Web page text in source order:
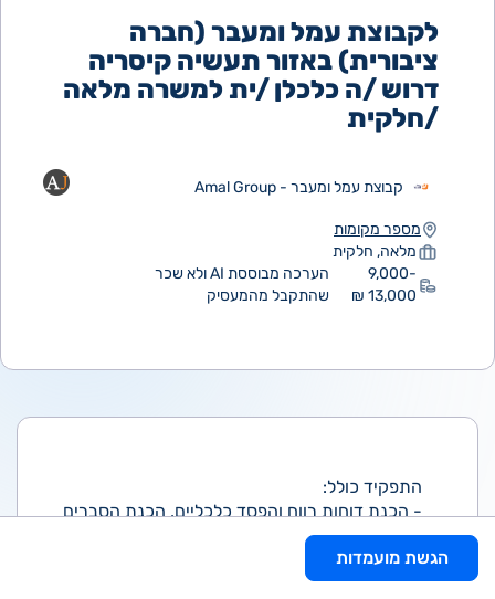
לקבוצת עמל ומעבר (חברה
ציבורית) באזור תעשיה קיסריה
דרוש /ה כלכלן /ית למשרה מלאה
/חלקית
קבוצת עמל ומעבר - Amal Group
מספר מקומות
מלאה, חלקית
9,000-
13,000 ₪
הערכה מבוססת AI ולא שכר
שהתקבל מהמעסיק
התפקיד כולל:
- הכנת דוחות רווח והפסד כלכליים, הכנת הסברים
לדוחות וניתוחי רווחיות.
- הכנת תכנון כלכלי,תחזיות ויעדים.
- בדיקת תכנון מול ביצוע.
הגשת מועמדות